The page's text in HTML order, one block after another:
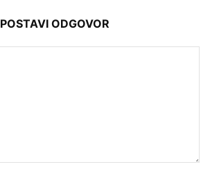
POSTAVI ODGOVOR